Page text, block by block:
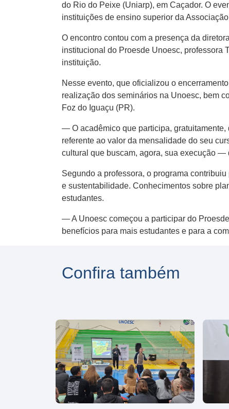
do Rio do Peixe (Uniarp), em Caçador. O
instituições de ensino superior da
O encontro contou com a presença da
institucional do Proesde Unoesc, professora
instituição.
Nesse evento, que oficializou o
realização dos seminários na Unoesc, bem
Foz do Iguaçu (PR).
— O acadêmico que participa,
referente ao valor da mensalidade do seu
cultural que buscam, agora, sua execução
Segundo a professora, o programa
e sustentabilidade. Conhecimentos sobre
estudantes.
— A Unoesc começou a participar do
benefícios para mais estudantes e para a
Confira também